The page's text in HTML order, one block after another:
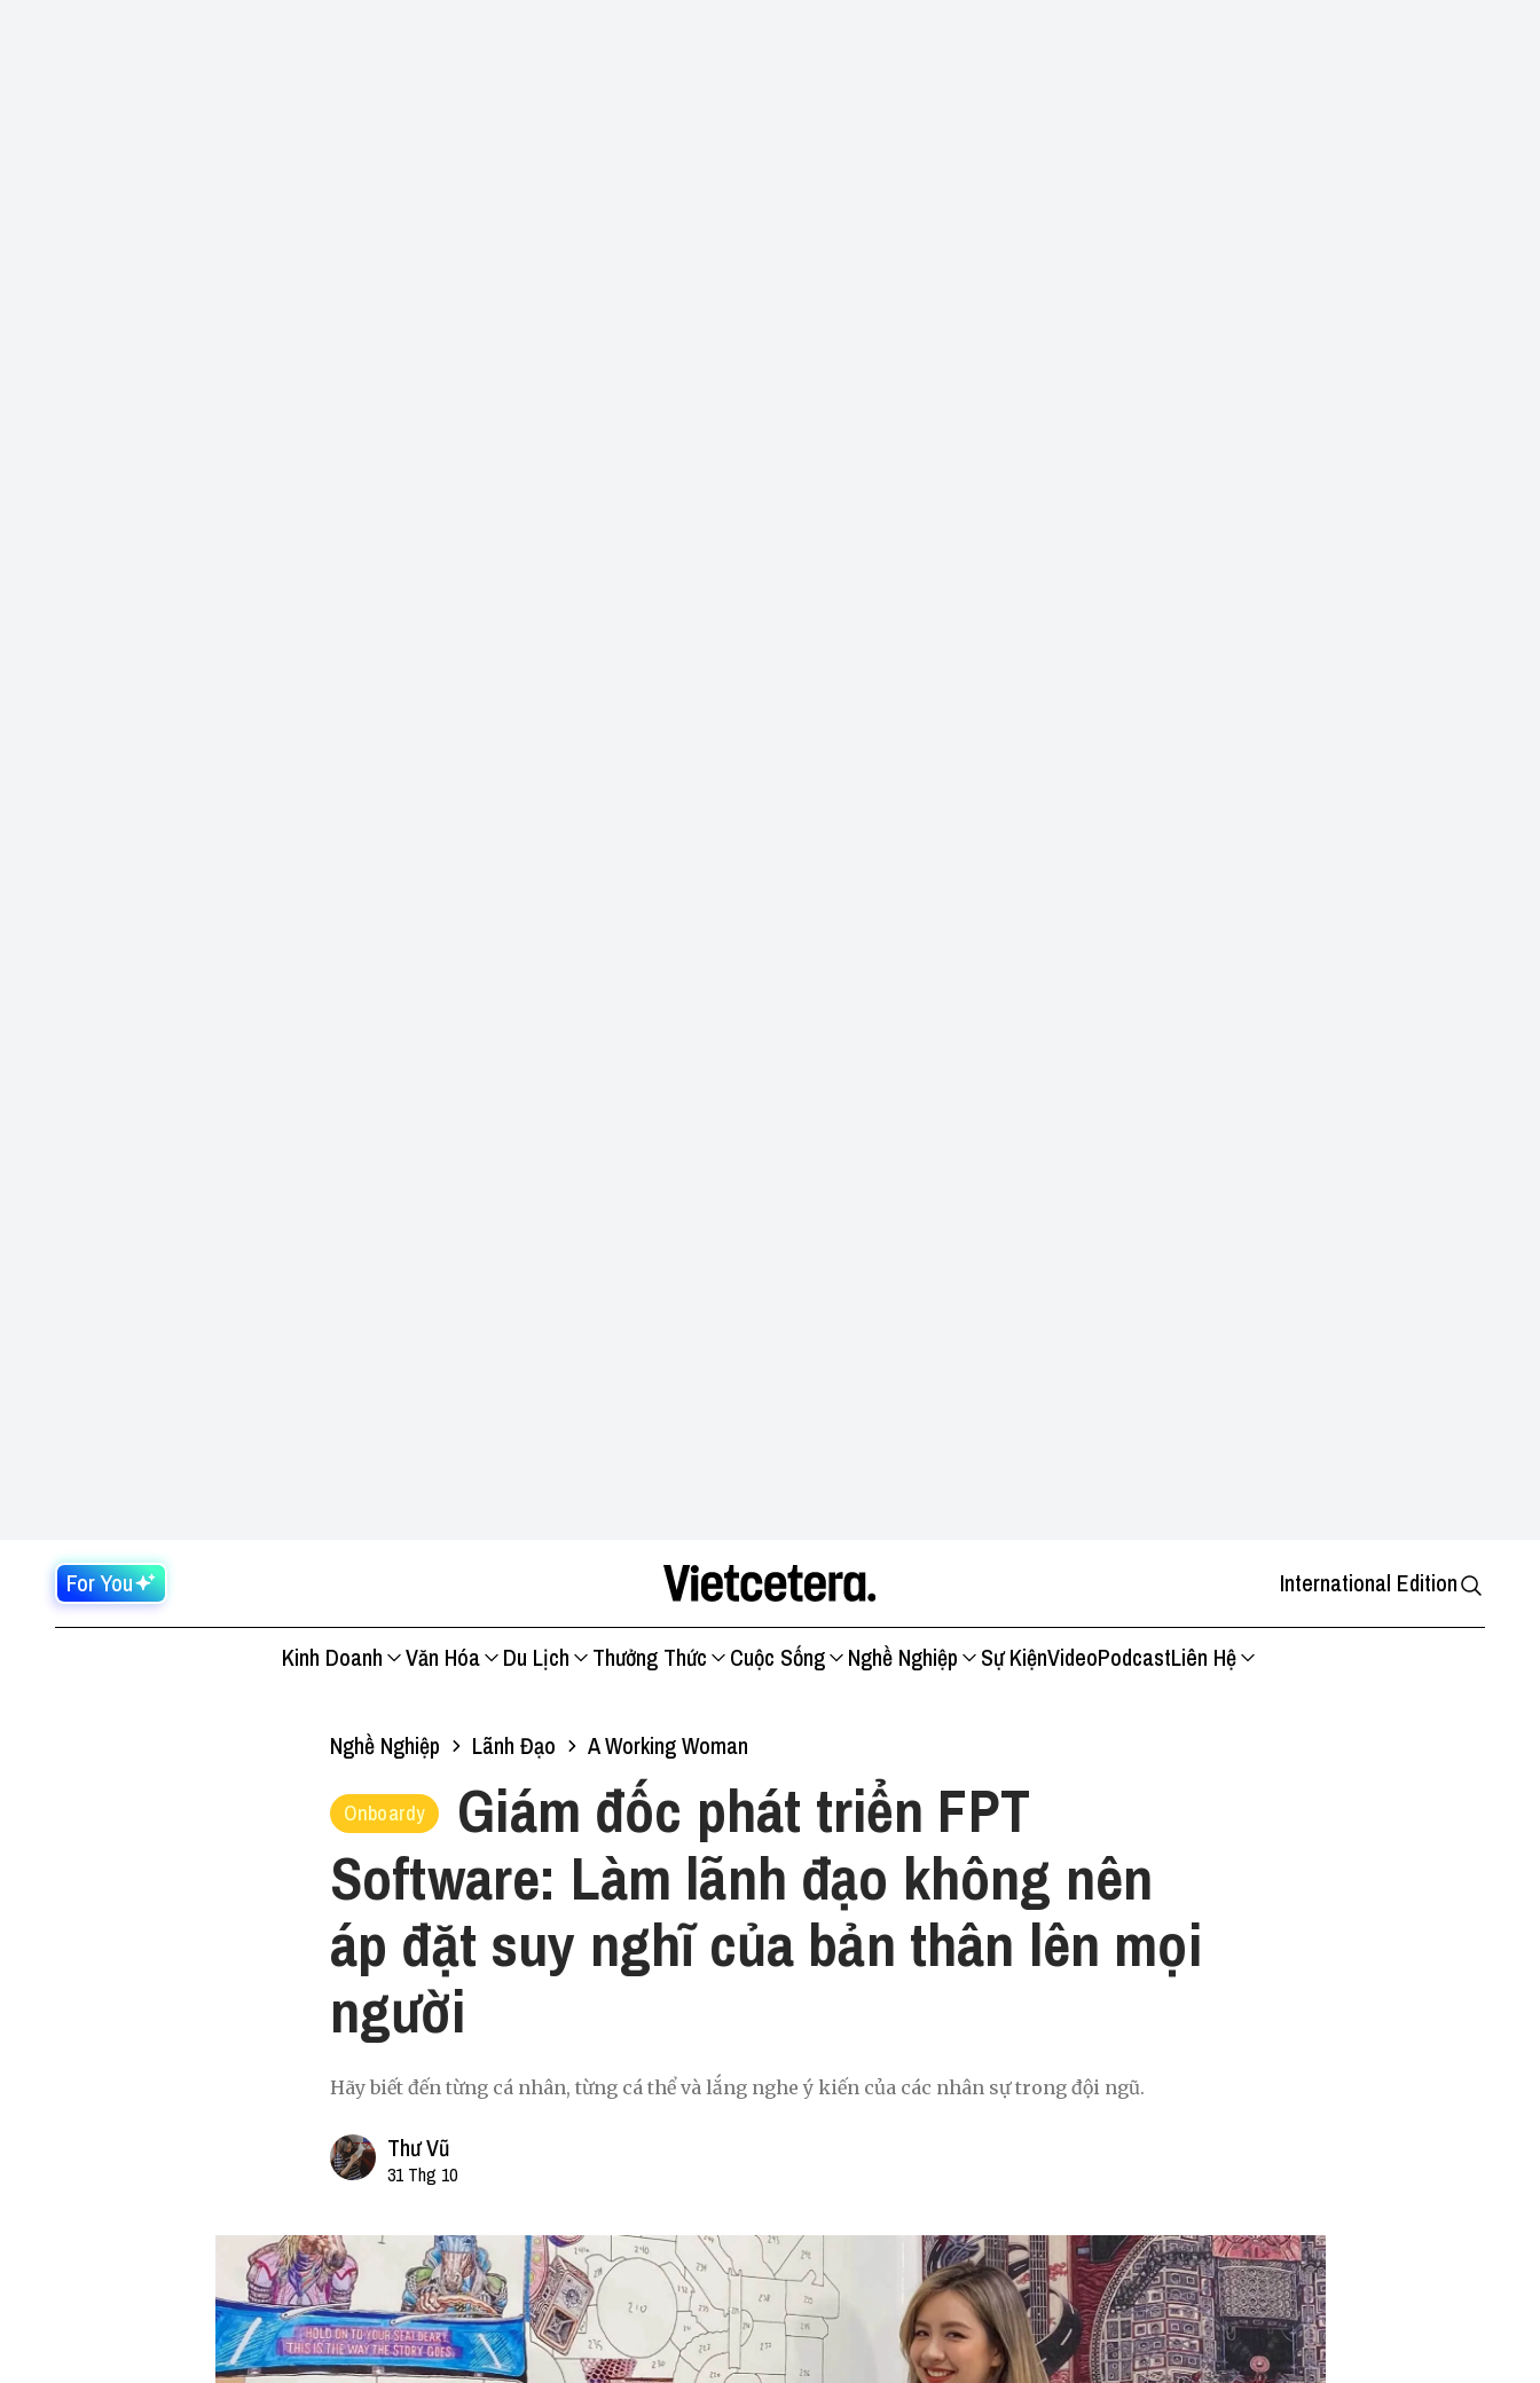
For You International Edition
Kinh Doanh Văn Hóa Du Lịch Thưởng Thức Cuộc Sống Nghề Nghiệp Sự KiệnVideoPodcastLiên Hệ
Nghề Nghiệp Lãnh Đạo A Working Woman
Onboardy
Giám đốc phát triển FPT
Software: Làm lãnh đạo không nên
áp đặt suy nghĩ của bản thân lên mọi
người
Hãy biết đến từng cá nhân, từng cá thể và lắng nghe ý kiến của các nhân sự trong đội ngũ.
Thư Vũ
31 Thg 10